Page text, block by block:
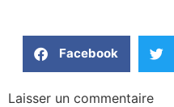
Facebook
Laisser un commentaire